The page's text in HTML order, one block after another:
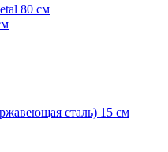
сталь) 15 см